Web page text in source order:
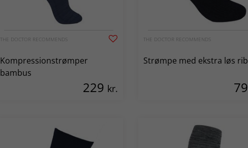
THE DOCTOR RECOMMENDS
Kompressionstrømper
bambus
229 kr.
THE DOCTOR RECOMMENDS
Strømpe med ekstra løs rib
79